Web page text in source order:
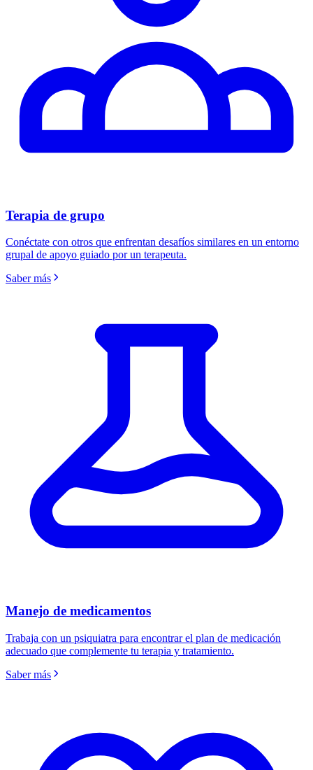
Terapia de grupo
Conéctate con otros que enfrentan desafíos similares en un entorno
grupal de apoyo guiado por un terapeuta.
Saber más
Manejo de medicamentos
Trabaja con un psiquiatra para encontrar el plan de medicación
adecuado que complemente tu terapia y tratamiento.
Saber más